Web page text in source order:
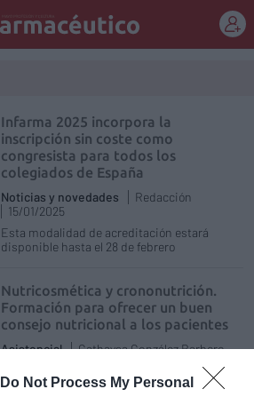
Do Not Process My Personal
Infarma 2025 incorpora la
inscripción sin coste como
congresista para todos los
colegiados de España
Noticias y novedades
Redacción
15/01/2025
Esta modalidad de acreditación estará
disponible hasta el 28 de febrero
Nutricosmética y crononutrición.
Formación para ofrecer un buen
consejo nutricional a los pacientes
Asistencial
Cathaysa González Barbero